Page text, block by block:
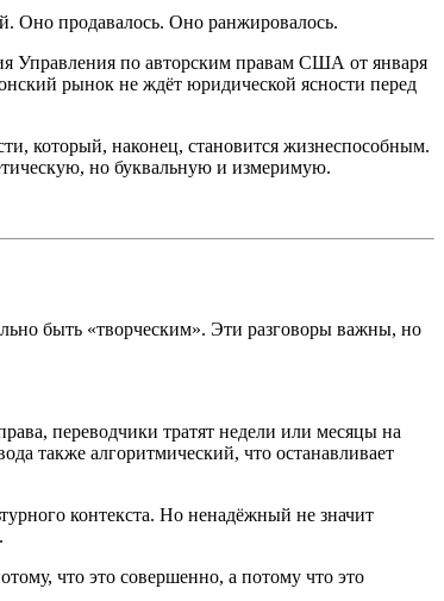
Оно продавалось. Оно ранжировалось.
Управления по авторским правам США от января
рынок не ждёт юридической ясности перед
который, наконец, становится жизнеспособным.
но буквальную и измеримую.
быть «творческим». Эти разговоры важны, но
переводчики тратят недели или месяцы на
также алгоритмический, что останавливает
контекста. Но ненадёжный не значит
что это совершенно, а потому что это